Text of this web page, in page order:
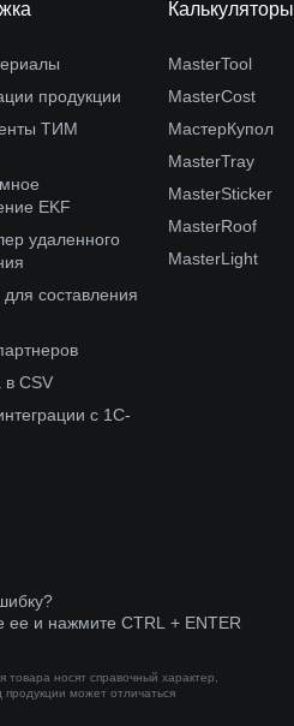
продукции
ТИМ
EKF
удаленного
составления
в CSV
с 1С-
Калькуляторы
MasterTool
MasterCost
МастерКупол
MasterTray
MasterSticker
MasterRoof
MasterLight
ее и нажмите CTRL + ENTER
товара носят справочный характер,
может отличаться